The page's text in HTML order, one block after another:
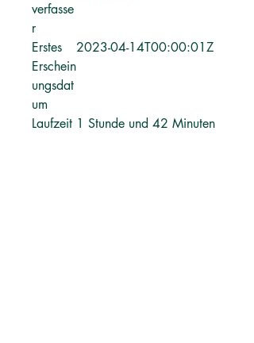
verfasse
r
Erstes
Erschein
ungsdat
um
2023-04-14T00:00:01Z
Laufzeit 1 Stunde und 42 Minuten